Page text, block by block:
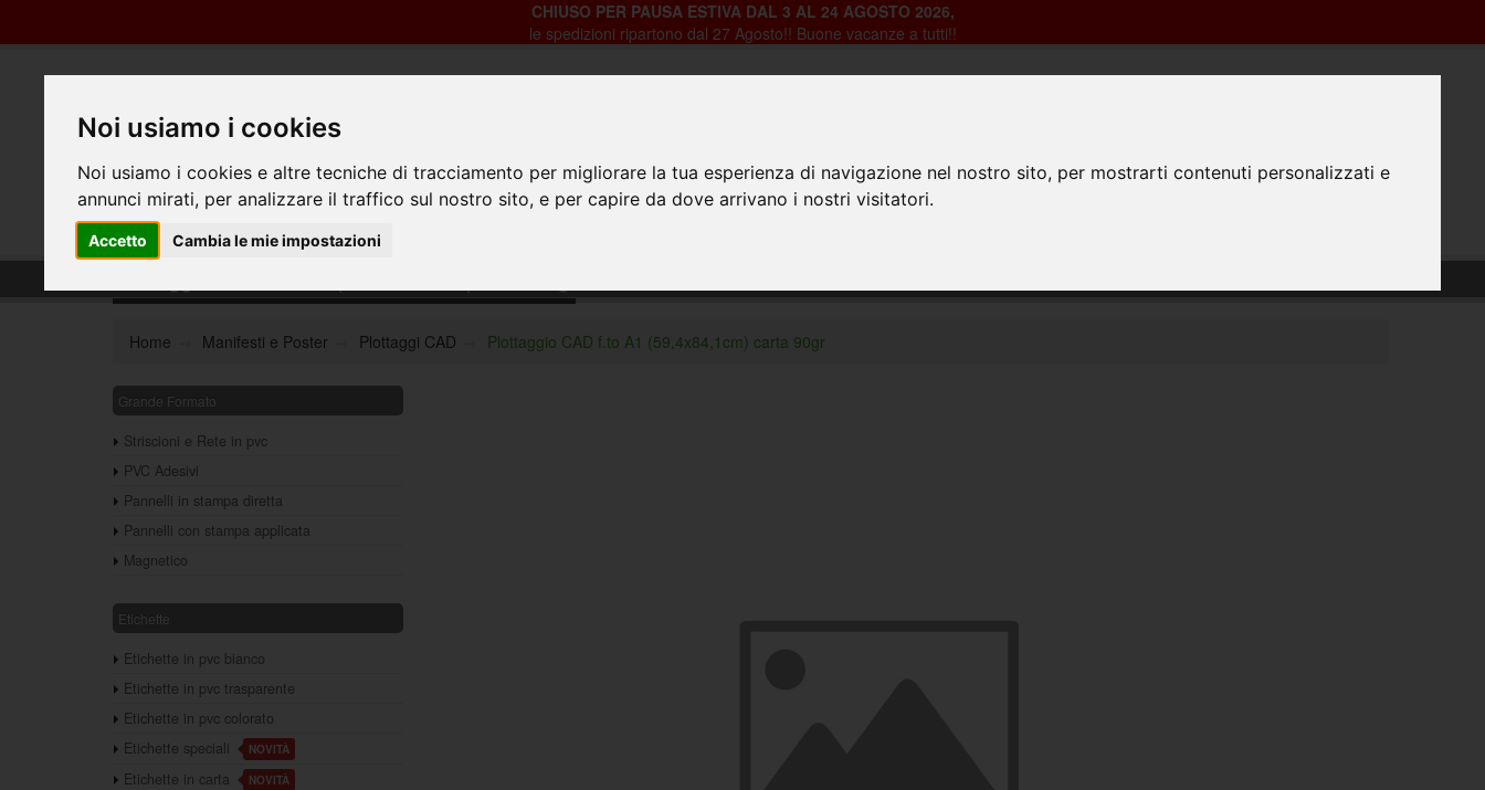
Noi usiamo i cookies
Noi usiamo i cookies e altre tecniche di tracciamento per migliorare la tua esperienza di navigazione nel nostro sito, per mostrarti contenuti personalizzati e
annunci mirati, per analizzare il traffico sul nostro sito, e per capire da dove arrivano i nostri visitatori.
Accetto Cambia le mie impostazioni
CHIUSO PER PAUSA ESTIVA DAL 3 AL 24 AGOSTO 2026,
le spedizioni ripartono dal 27 Agosto!! Buone vacanze a tutti!!
Home Manifesti e Poster Plottaggi CAD Plottaggio CAD f.to A1 (59,4x84,1cm) carta 90gr
Grande Formato
Striscioni e Rete in pvc
PVC Adesivi
Pannelli in stampa diretta
Pannelli con stampa applicata
Magnetico
Etichette
Etichette in pvc bianco
Etichette in pvc trasparente
Etichette in pvc colorato
Etichette speciali
NOVITÀ
Etichette in carta NOVITÀ